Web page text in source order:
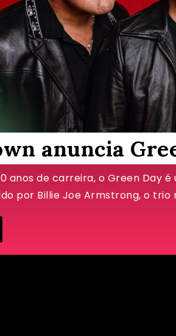
anuncia
anos de carreira, o Green Day
por Billie Joe Armstrong, o